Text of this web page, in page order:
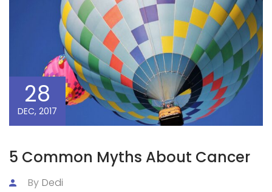
28
DEC, 2017
5 Common Myths About Cancer
By Dedi